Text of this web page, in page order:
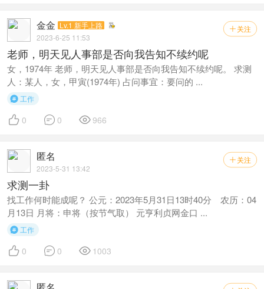
 关注
金金 Lv.1 新手上路
2023-6-25 11:53
老师，明天见人事部是否向我告知不续约呢
女，1974年 老师，明天见人事部是否向我告知不续约呢。 求测
人：某人，女，甲寅(1974年) 占问事宜：要问的 ...
 工作
 0  0 966
 关注
匿名
2023-5-31 13:42
求测一卦
找工作何时能成呢？ 公元：2023年5月31日13时40分 农历：04
月13日 月将：申将（按节气取） 元亨利贞网金口 ...
 工作
 0  0  1003